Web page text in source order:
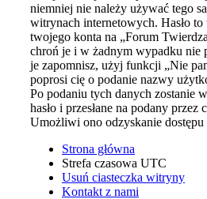
niemniej nie należy używać tego
witrynach internetowych. Hasło
twojego konta na „Forum
chroń je i w żadnym wypadku nie
je zapomnisz, użyj funkcji „Nie
poprosi cię o podanie nazwy
Po podaniu tych danych zostanie
hasło i przesłane na podany przez
Umożliwi ono odzyskanie
Strona główna
Strefa czasowa UTC
Usuń ciasteczka witryny
Kontakt z nami